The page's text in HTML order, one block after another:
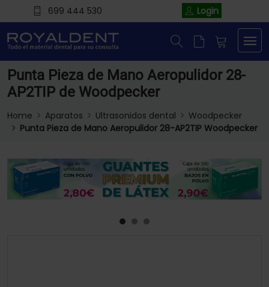
699 444 530 Login
Punta Pieza de Mano Aeropulidor 28-
AP2TIP de Woodpecker
Home Aparatos Ultrasonidos dental
Woodpecker
Punta Pieza de Mano Aeropulidor 28-AP2TIP Woodpecker